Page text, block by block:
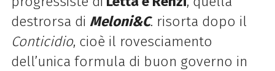
destrorsa di Meloni&C. risorta dopo il
Conticidio, cioè il rovesciamento
dell’unica formula di buon governo in